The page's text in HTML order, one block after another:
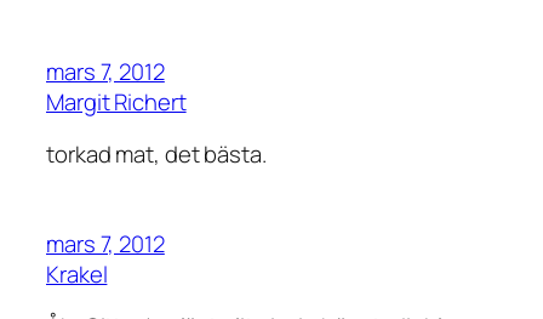
mars 7, 2012
Margit Richert
torkad mat, det bästa.
mars 7, 2012
Krakel